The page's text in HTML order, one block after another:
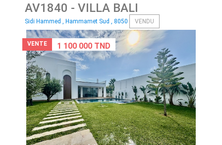
AV1840 - VILLA BALI
Sidi Hammed , Hammamet Sud , 8050 VENDU
VENTE 1 100 000 TND